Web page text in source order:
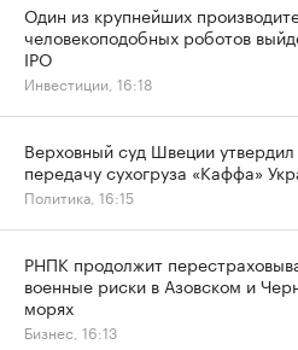
Один из крупнейших
человекоподобных роботов
IPO
Инвестиции, 16:18
Верховный суд Швеции утвердил
передачу сухогруза «Каффа»
Политика, 16:15
РНПК продолжит
военные риски в Азовском и
морях
Бизнес, 16:13